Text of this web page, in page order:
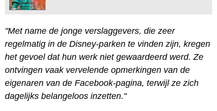
"Met name de jonge verslaggevers, die zeer
regelmatig in de Disney-parken te vinden zijn, kregen
het gevoel dat hun werk niet gewaardeerd werd. Ze
ontvingen vaak vervelende opmerkingen van de
eigenaren van de Facebook-pagina, terwijl ze zich
dagelijks belangeloos inzetten."